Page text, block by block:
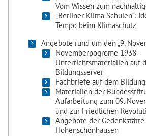
Vom Wissen zum
„Berliner Klima Schulen“:
Tempo beim Klimaschutz
Angebote rund um den „9.
Novemberpogrome 1938 –
Unterrichtsmaterialien auf
Bildungsserver
Fachbriefe auf dem
Materialien der
Aufarbeitung zum 09.
und zur Friedlichen
Angebote der
Hohenschönhausen